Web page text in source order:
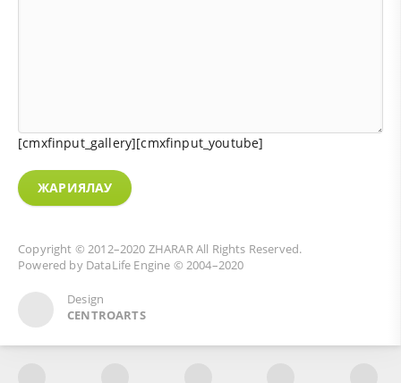
[cmxfinput_gallery][cmxfinput_youtube]
ЖАРИЯЛАУ
Copyright © 2012–2020 ZHARARAll Rights Reserved.
Powered by DataLife Engine © 2004–2020
Design
CENTROARTS